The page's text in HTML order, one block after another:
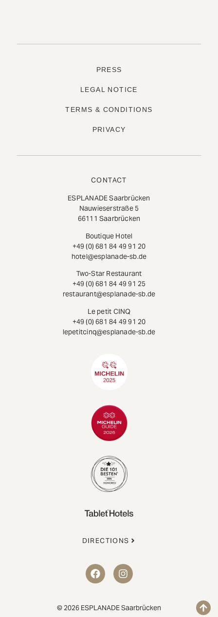
PRESS
LEGAL NOTICE
TERMS & CONDITIONS
PRIVACY
CONTACT
ESPLANADE Saarbrücken
Nauwieserstraße 5
66111 Saarbrücken
Boutique Hotel
+49 (0) 681 84 49 91 20
hotel@esplanade-sb.de
Two-Star Restaurant
+49 (0) 681 84 49 91 25
restaurant@esplanade-sb.de
Le petit CINQ
+49 (0) 681 84 49 91 20
lepetitcinq@esplanade-sb.de
DIRECTIONS
© 2026 ESPLANADE Saarbrücken